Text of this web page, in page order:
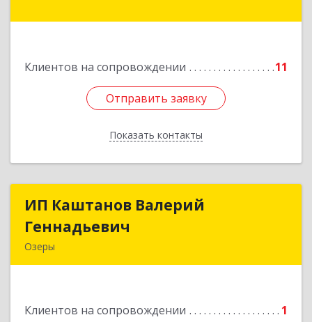
Клиентов на сопровождении 11
Отправить заявку
Показать контакты
Отправить заявку
Назад
ИП Каштанов Валерий
Геннадьевич
Озеры
Клиентов на сопровождении 1
ИП Каштанов Валерий
Подробнее